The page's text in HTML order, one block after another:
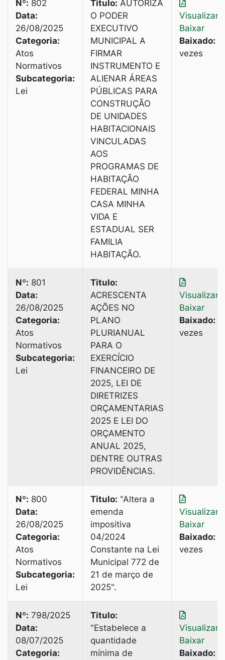
Nº: 802
Data:
26/08/2025
Categoria:
Atos
Normativos
Subcategoria:
Lei
Titulo: AUTORIZA
O PODER
EXECUTIVO
MUNICIPAL A
FIRMAR
INSTRUMENTO E
ALIENAR ÁREAS
PÚBLICAS PARA
CONSTRUÇÃO
DE UNIDADES
HABITACIONAIS
VINCULADAS
AOS
PROGRAMAS DE
HABITAÇÃO
FEDERAL MINHA
CASA MINHA
VIDA E
ESTADUAL SER
FAMILIA
HABITAÇÃO.
Visualizar
Baixar
Baixado:
vezes
Nº: 801
Data:
26/08/2025
Categoria:
Atos
Normativos
Subcategoria:
Lei
Titulo:
ACRESCENTA
AÇÕES NO
PLANO
PLURIANUAL
PARA O
EXERCÍCIO
FINANCEIRO DE
2025, LEI DE
DIRETRIZES
ORÇAMENTARIAS
2025 E LEI DO
ORÇAMENTO
ANUAL 2025,
DENTRE OUTRAS
PROVIDÊNCIAS.
Visualizar
Baixar
Baixado:
vezes
Nº: 800
Data:
26/08/2025
Categoria:
Atos
Normativos
Subcategoria:
Lei
Titulo: "Altera a
emenda
impositiva
04/2024
Constante na Lei
Municipal 772 de
21 de março de
2025".
Visualizar
Baixar
Baixado:
vezes
Nº: 798/2025
Data:
08/07/2025
Categoria:
Titulo:
"Estabelece a
quantidade
mínima de
Visualizar
Baixar
Baixado: